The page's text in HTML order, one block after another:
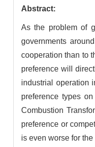
Abstract:
As the problem of
governments
cooperation than to
preference will
industrial operation
preference types
Combustion
preference or
is even worse for